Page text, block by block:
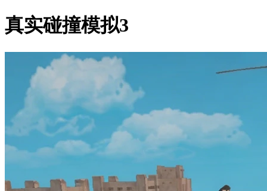
真实碰撞模拟3